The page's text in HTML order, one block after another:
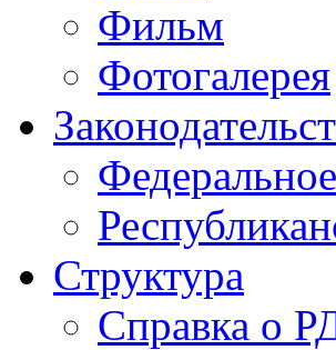
Фильм
Фотогалерея
Федеральное
Структура
Справка о